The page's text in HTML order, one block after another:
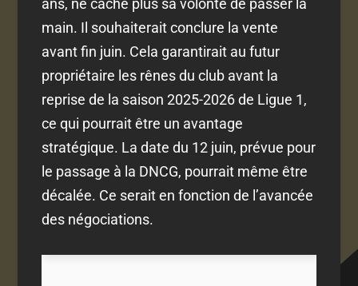
ans, ne cache plus sa volonté de passer la
main. Il souhaiterait conclure la vente
avant fin juin. Cela garantirait au futur
propriétaire les rênes du club avant la
reprise de la saison 2025-2026 de Ligue 1,
ce qui pourrait être un avantage
stratégique. La date du 12 juin, prévue pour
le passage à la DNCG, pourrait même être
décalée. Ce serait en fonction de l’avancée
des négociations.